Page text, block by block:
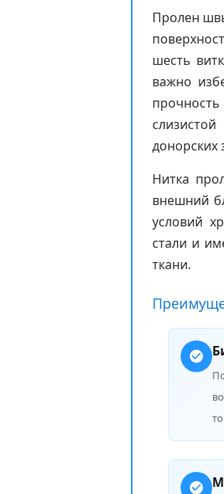
Пролен
шесть
важно
донорских
Нитка
внешний
условий
стали и
ткани.